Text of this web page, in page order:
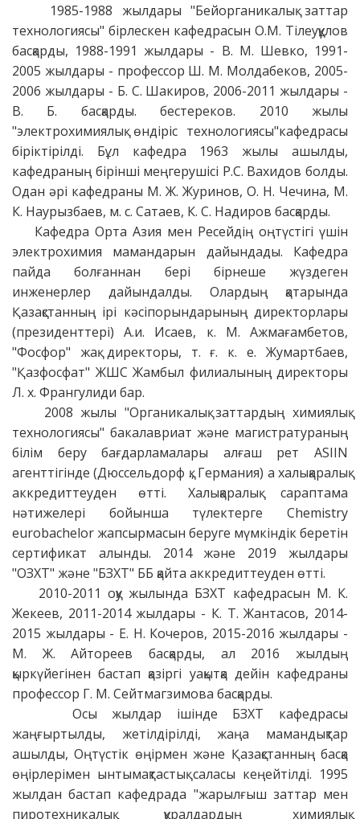
1985-1988 жылдары "Бейорганикалық заттар
технологиясы" бірлескен кафедрасын О.М. Тілеуқұлов
басқарды, 1988-1991 жылдары - В. М. Шевко, 1991-
2005 жылдары - профессор Ш. М. Молдабеков, 2005-
2006 жылдары - Б. С. Шакиров, 2006-2011 жылдары -
В. Б. басқарды. бестереков. 2010 жылы
"электрохимиялық өндіріс технологиясы"кафедрасы
біріктірілді. Бұл кафедра 1963 жылы ашылды,
кафедраның бірінші меңгерушісі Р.С. Вахидов болды.
Одан әрі кафедраны М. Ж. Журинов, О. Н. Чечина, М.
К. Наурызбаев, м. с. Сатаев, К. С. Надиров басқарды.
Кафедра Орта Азия мен Ресейдің оңтүстігі үшін
электрохимия мамандарын дайындады. Кафедра
пайда болғаннан бері бірнеше жүздеген
инженерлер дайындалды. Олардың қатарында
Қазақстанның ірі кәсіпорындарының директорлары
(президенттері) А.и. Исаев, к. М. Ажмағамбетов,
"Фосфор" жақ директоры, т. ғ. к. е. Жумартбаев,
"Қазфосфат" ЖШС Жамбыл филиалының директоры
Л. х. Франгулиди бар.
2008 жылы "Органикалық заттардың химиялық
технологиясы" бакалавриат және магистратураның
білім беру бағдарламалары алғаш рет ASIIN
агенттігінде (Дюссельдорф қ., Германия) а халықаралық
аккредиттеуден өтті. Халықаралық сараптама
нәтижелері бойынша түлектерге Chemistry
eurobachelor жапсырмасын беруге мүмкіндік беретін
сертификат алынды. 2014 және 2019 жылдары
"ОЗХТ" және "БЗХТ" ББ қайта аккредиттеуден өтті.
2010-2011 оқу жылында БЗХТ кафедрасын М. К.
Жекеев, 2011-2014 жылдары - К. Т. Жантасов, 2014-
2015 жылдары - Е. Н. Кочеров, 2015-2016 жылдары -
М. Ж. Айтореев басқарды, ал 2016 жылдың
қыркүйегінен бастап қазіргі уақытқа дейін кафедраны
профессор Г. М. Сейтмагзимова басқарды.
Осы жылдар ішінде БЗХТ кафедрасы
жаңғыртылды, жетілдірілді, жаңа мамандықтар
ашылды, Оңтүстік өңірмен және Қазақстанның басқа
өңірлерімен ынтымақтастық саласы кеңейтілді. 1995
жылдан бастап кафедрада "жарылғыш заттар мен
пиротехникалық құралдардың химиялық